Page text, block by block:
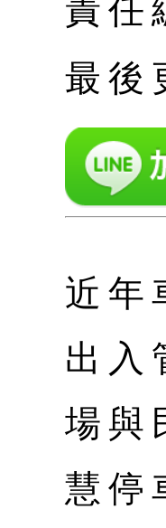
責任
最後
近年
出入
場與
慧停